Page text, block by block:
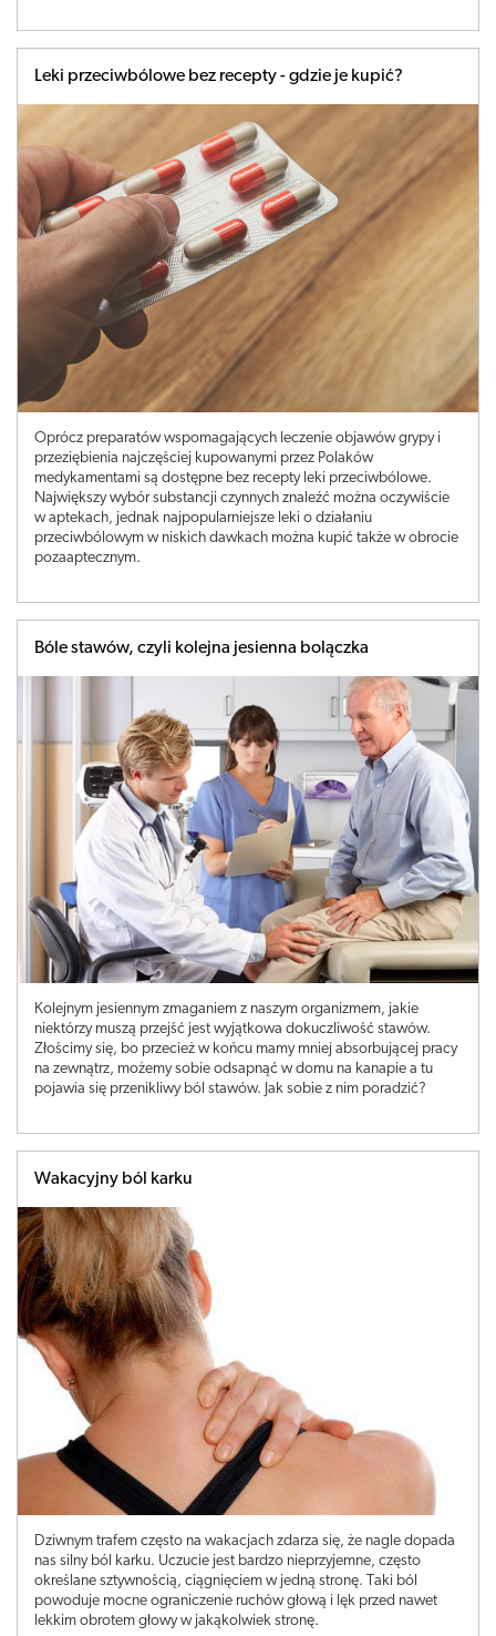
Leki przeciwbólowe bez recepty - gdzie je kupić?
Oprócz preparatów wspomagających leczenie objawów grypy i
przeziębienia najczęściej kupowanymi przez Polaków
medykamentami są dostępne bez recepty leki przeciwbólowe.
Największy wybór substancji czynnych znaleźć można oczywiście
w aptekach, jednak najpopularniejsze leki o działaniu
przeciwbólowym w niskich dawkach można kupić także w obrocie
pozaaptecznym.
Bóle stawów, czyli kolejna jesienna bolączka
Kolejnym jesiennym zmaganiem z naszym organizmem, jakie
niektórzy muszą przejść jest wyjątkowa dokuczliwość stawów.
Złościmy się, bo przecież w końcu mamy mniej absorbującej pracy
na zewnątrz, możemy sobie odsapnąć w domu na kanapie a tu
pojawia się przenikliwy ból stawów. Jak sobie z nim poradzić?
Wakacyjny ból karku
Dziwnym trafem często na wakacjach zdarza się, że nagle dopada
nas silny ból karku. Uczucie jest bardzo nieprzyjemne, często
określane sztywnością, ciągnięciem w jedną stronę. Taki ból
powoduje mocne ograniczenie ruchów głową i lęk przed nawet
lekkim obrotem głowy w jakąkolwiek stronę.